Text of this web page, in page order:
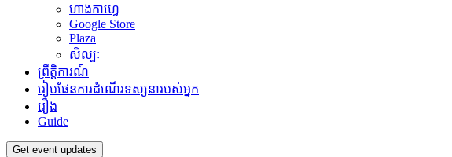
ហាងកាហ្វេ
Google Store
Plaza
សិល្បៈ
ព្រឹត្តិការណ៍
រៀបផែនការដំណើរទស្សនារបស់អ្នក
រឿង
Guide
Get event updates